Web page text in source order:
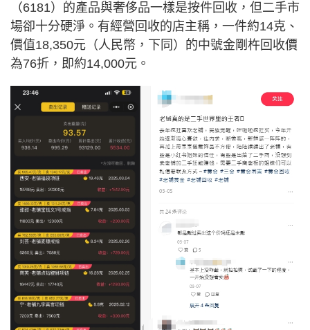
（6181）的產品與奢侈品一樣是按件回收，但二手市
場卻十分硬淨。有經營回收的店主稱，一件約14克、
價值18,350元（人民幣，下同）的中號金剛杵回收價
為76折，即約14,000元。